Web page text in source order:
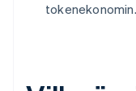
tokenekonomin.